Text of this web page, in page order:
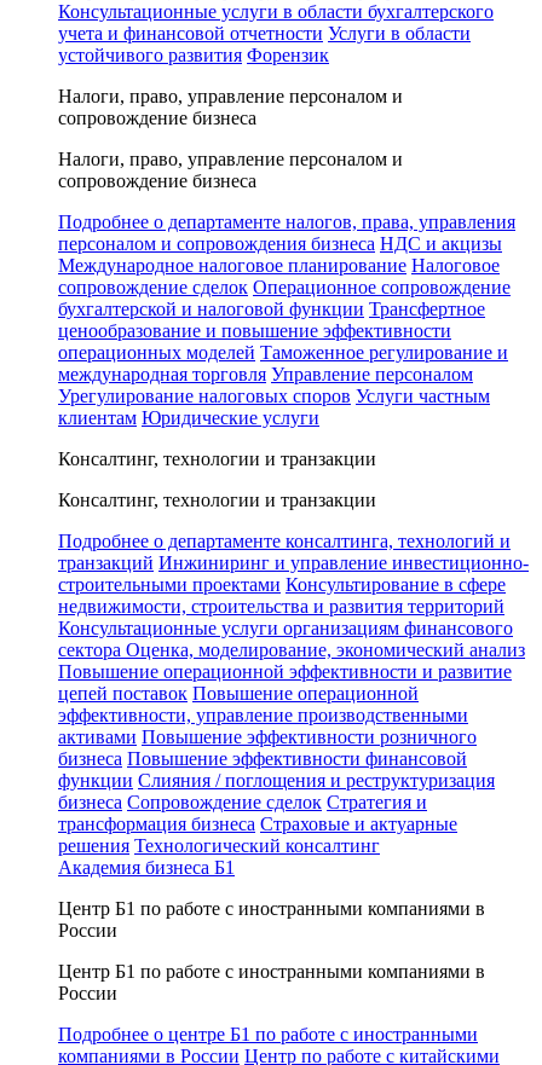
Консультационные услуги в области бухгалтерского
учета и финансовой отчетности Услуги в области
устойчивого развития Форензик
Налоги, право, управление персоналом и
сопровождение бизнеса
Налоги, право, управление персоналом и
сопровождение бизнеса
Подробнее о департаменте налогов, права, управления
персоналом и сопровождения бизнеса НДС и акцизы
Международное налоговое планирование Налоговое
сопровождение сделок Операционное сопровождение
бухгалтерской и налоговой функции Трансфертное
ценообразование и повышение эффективности
операционных моделей Таможенное регулирование и
международная торговля Управление персоналом
Урегулирование налоговых споров Услуги частным
клиентам Юридические услуги
Консалтинг, технологии и транзакции
Консалтинг, технологии и транзакции
Подробнее о департаменте консалтинга, технологий и
транзакций Инжиниринг и управление инвестиционно-
строительными проектами Консультирование в сфере
недвижимости, строительства и развития территорий
Консультационные услуги организациям финансового
сектора Оценка, моделирование, экономический анализ
Повышение операционной эффективности и развитие
цепей поставок Повышение операционной
эффективности, управление производственными
активами Повышение эффективности розничного
бизнеса Повышение эффективности финансовой
функции Слияния / поглощения и реструктуризация
бизнеса Сопровождение сделок Стратегия и
трансформация бизнеса Страховые и актуарные
решения Технологический консалтинг
Академия бизнеса Б1
Центр Б1 по работе с иностранными компаниями в
России
Центр Б1 по работе с иностранными компаниями в
России
Подробнее о центре Б1 по работе с иностранными
компаниями в России Центр по работе с китайскими